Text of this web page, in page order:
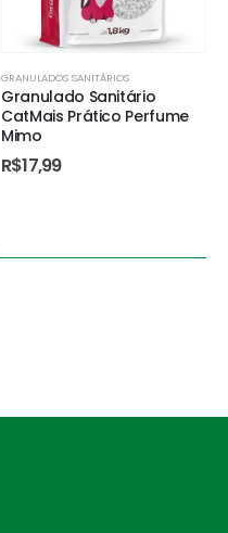
GRANULADOS SANITÁRIOS
Granulado Sanitário
CatMais Prático Perfume
Mimo
R$17,99